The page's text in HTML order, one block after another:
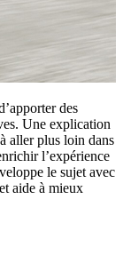
des
Une explication
aller plus loin dans
l’expérience
le sujet avec
aide à mieux